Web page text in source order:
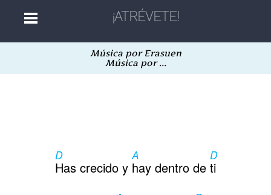
Autores
Música por Erasuen
Música por ...
D
Has crecido y
A
hay dentro de
D
ti